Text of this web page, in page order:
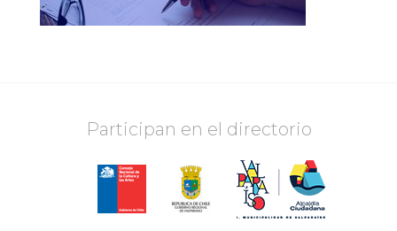
Participan en el directorio